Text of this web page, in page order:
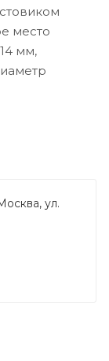
место
мм,
ул.